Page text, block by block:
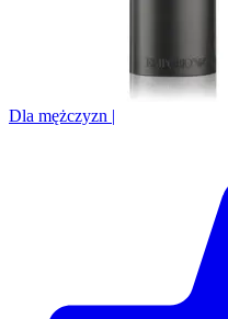
Dla mężczyzn |